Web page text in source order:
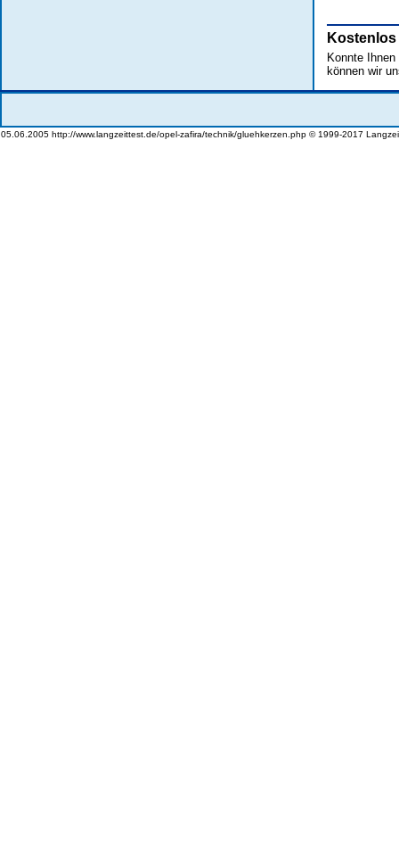
Konnte
können wir
05.06.2005 http://www.langzeittest.de/opel-zafira/technik/gluehkerzen.php © 1999-2017